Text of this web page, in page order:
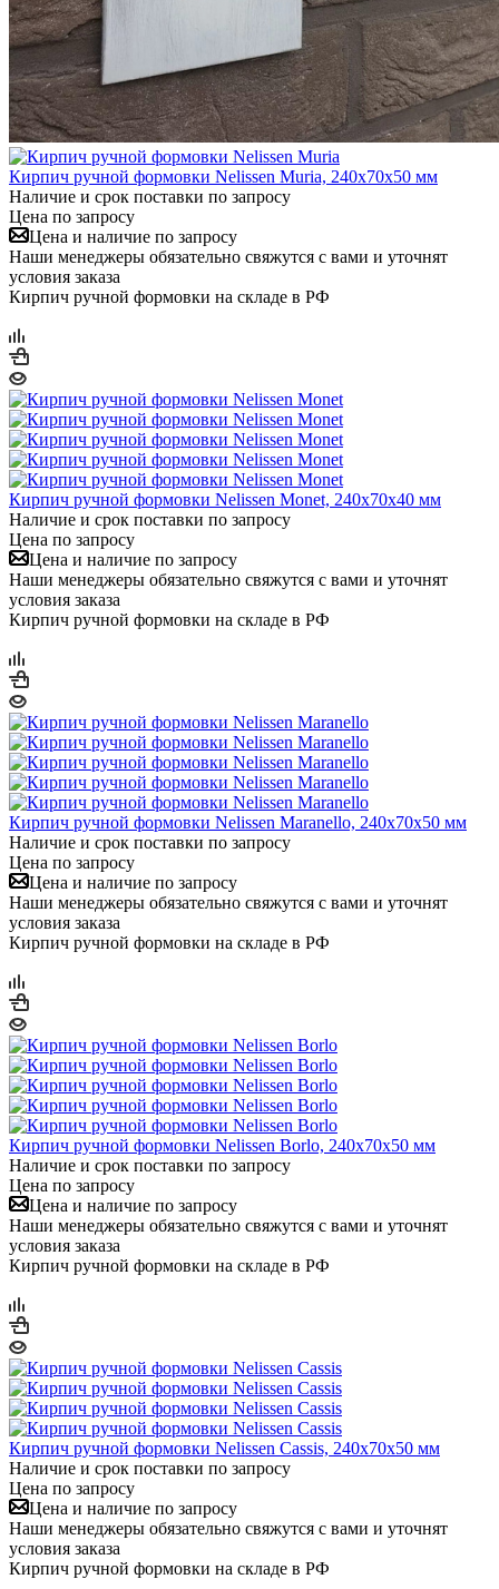
Кирпич ручной формовки Nelissen Muria, 240x70x50 мм
Наличие и срок поставки по запросу
Цена по запросу
Цена и наличие по запросу
Наши менеджеры обязательно свяжутся с вами и уточнят
условия заказа
Кирпич ручной формовки на складе в РФ
Кирпич ручной формовки Nelissen Monet, 240x70x40 мм
Наличие и срок поставки по запросу
Цена по запросу
Цена и наличие по запросу
Наши менеджеры обязательно свяжутся с вами и уточнят
условия заказа
Кирпич ручной формовки на складе в РФ
Кирпич ручной формовки Nelissen Maranello, 240x70x50 мм
Наличие и срок поставки по запросу
Цена по запросу
Цена и наличие по запросу
Наши менеджеры обязательно свяжутся с вами и уточнят
условия заказа
Кирпич ручной формовки на складе в РФ
Кирпич ручной формовки Nelissen Borlo, 240x70x50 мм
Наличие и срок поставки по запросу
Цена по запросу
Цена и наличие по запросу
Наши менеджеры обязательно свяжутся с вами и уточнят
условия заказа
Кирпич ручной формовки на складе в РФ
Кирпич ручной формовки Nelissen Cassis, 240x70x50 мм
Наличие и срок поставки по запросу
Цена по запросу
Цена и наличие по запросу
Наши менеджеры обязательно свяжутся с вами и уточнят
условия заказа
Кирпич ручной формовки на складе в РФ